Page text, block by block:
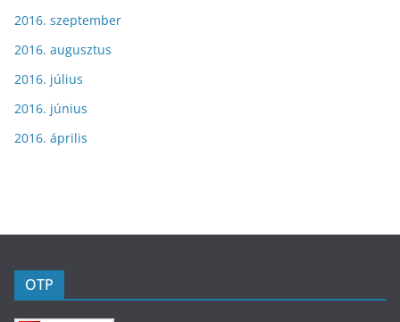
2016. szeptember
2016. augusztus
2016. július
2016. június
2016. április
OTP